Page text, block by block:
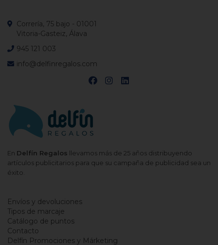
En Delfín Regalos llevamos más de 25 años distribuyendo
artículos publicitarios para que su campaña de publicidad sea un
éxito.
Correría, 75 bajo - 01001
Vitoria-Gasteiz, Álava
945 121 003
info@delfinregalos.com
Envíos y devoluciones
Tipos de marcaje
Catálogo de puntos
Contacto
Delfín Promociones y Márketing